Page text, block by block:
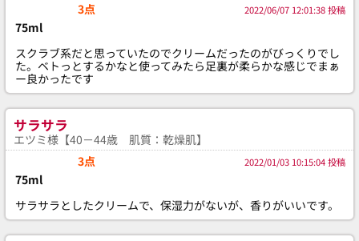
3点
2022/06/07 12:01:38 投稿
75ml
スクラブ系だと思っていたのでクリームだったのがびっくりでし
た。ベトっとするかなと使ってみたら足裏が柔らかな感じでまぁ
ー良かったです
サラサラ
エツミ様【40－44歳 肌質：乾燥肌】
3点
2022/01/03 10:15:04 投稿
75ml
サラサラとしたクリームで、保湿力がないが、香りがいいです。